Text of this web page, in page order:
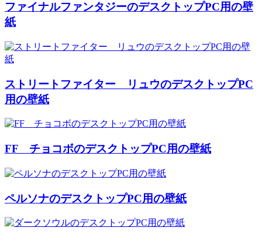
ファイナルファンタジーのデスクトップPC用の壁
紙
ストリートファイター リュウのデスクトップPC
用の壁紙
FF チョコボのデスクトップPC用の壁紙
ペルソナのデスクトップPC用の壁紙